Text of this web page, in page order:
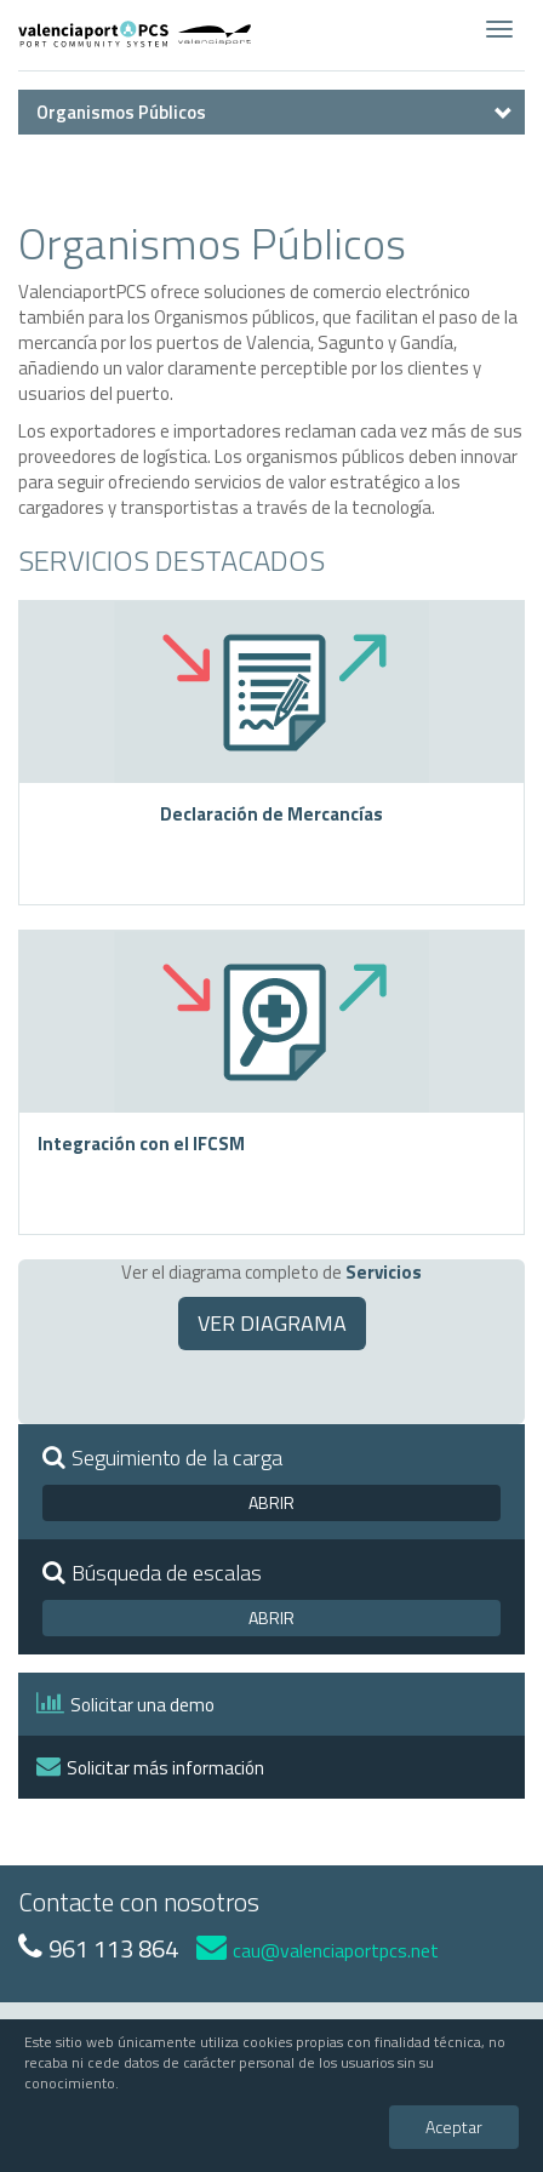
Organismos Públicos
Organismos Públicos
ValenciaportPCS ofrece soluciones de comercio electrónico
también para los Organismos públicos, que facilitan el paso de la
mercancía por los puertos de Valencia, Sagunto y Gandía,
añadiendo un valor claramente perceptible por los clientes y
usuarios del puerto.
Los exportadores e importadores reclaman cada vez más de sus
proveedores de logística. Los organismos públicos deben innovar
para seguir ofreciendo servicios de valor estratégico a los
cargadores y transportistas a través de la tecnología.
SERVICIOS DESTACADOS
Declaración de Mercancías
Integración con el IFCSM
Ver el diagrama completo de Servicios
VER DIAGRAMA
Seguimiento de la carga
ABRIR
Búsqueda de escalas
ABRIR
Solicitar una demo
Solicitar más información
Contacte con nosotros
961 113 864 cau@valenciaportpcs.net
© 2023 Valenciaport
Valenciaport PCS
Edificio APV - Avda Muelle del Turia, s/n - 46024 Valencia
Este sitio web únicamente utiliza cookies propias con finalidad técnica, no
recaba ni cede datos de carácter personal de los usuarios sin su
conocimiento.
Aceptar